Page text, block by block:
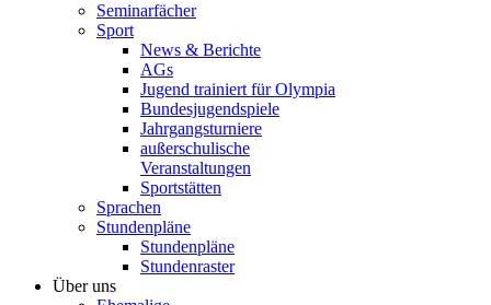
Seminarfächer
Sport
News & Berichte
AGs
Jugend trainiert für Olympia
Bundesjugendspiele
Jahrgangsturniere
außerschulische
Veranstaltungen
Sportstätten
Sprachen
Stundenpläne
Stundenpläne
Stundenraster
Über uns